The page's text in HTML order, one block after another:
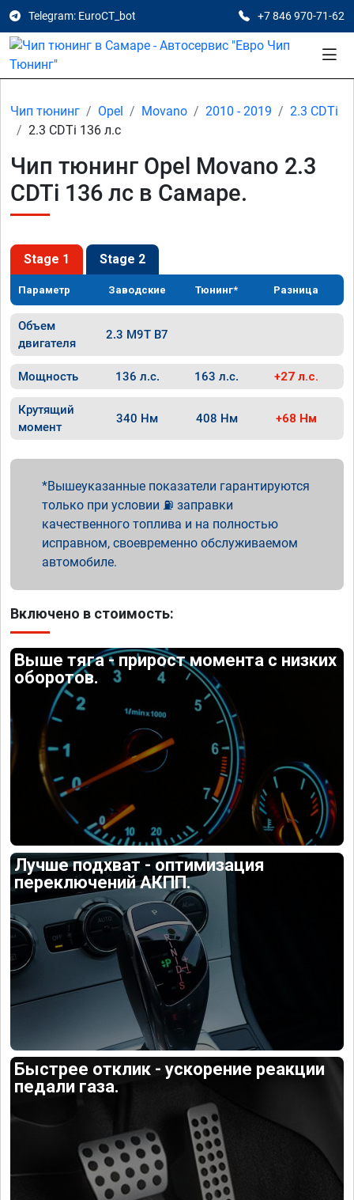
Telegram: EuroCT_bot +7 846 970-71-62
Чип тюнинг Opel Movano 2010 - 2019
2.3 CDTi
2.3 CDTi 136 л.с
Чип тюнинг Opel Movano 2.3
CDTi 136 лс в Самаре.
Stage 1 Stage 2
Параметр Заводские Тюнинг* Разница
Объем
двигателя
2.3 M9T B7
Мощность 136 л.с. 163 л.с. +27 л.с.
Крутящий
момент
340 Нм 408 Нм +68 Нм
Вышеуказанные показатели гарантируются
только при условии ⛽ заправки
качественного топлива и на полностью
исправном, своевременно обслуживаемом
автомобиле.
Включено в стоимость:
Выше тяга - прирост момента с низких
оборотов.
Лучше подхват - оптимизация
переключений АКПП.
Быстрее отклик - ускорение реакции
педали газа.